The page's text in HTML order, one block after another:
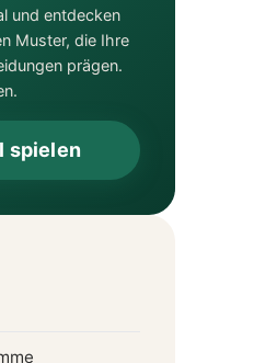
und entdecken
Muster, die Ihre
prägen.
spielen